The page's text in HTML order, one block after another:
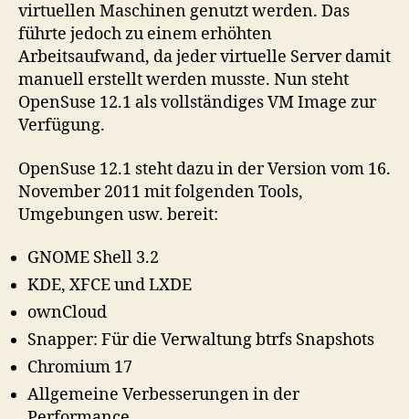
virtuellen Maschinen genutzt werden. Das
führte jedoch zu einem erhöhten
Arbeitsaufwand, da jeder virtuelle Server damit
manuell erstellt werden musste. Nun steht
OpenSuse 12.1 als vollständiges VM Image zur
Verfügung.
OpenSuse 12.1 steht dazu in der Version vom 16.
November 2011 mit folgenden Tools,
Umgebungen usw. bereit:
GNOME Shell 3.2
KDE, XFCE und LXDE
ownCloud
Snapper: Für die Verwaltung btrfs Snapshots
Chromium 17
Allgemeine Verbesserungen in der